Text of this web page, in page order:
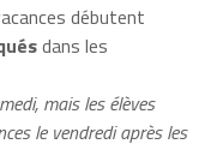
débutent
dans les
mais les élèves
le vendredi après les